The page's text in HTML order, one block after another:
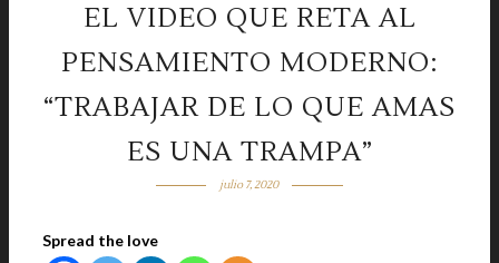
EL VIDEO QUE RETA AL
PENSAMIENTO MODERNO:
“TRABAJAR DE LO QUE AMAS
ES UNA TRAMPA”
julio 7, 2020
Spread the love